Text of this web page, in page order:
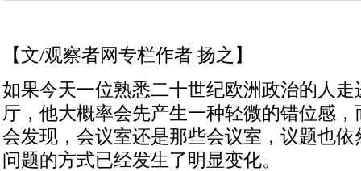
【文/观察者网专栏作者 扬之】
如果今天一位熟悉二十世纪欧洲政治的人
厅，他大概率会先产生一种轻微的错位感
会发现，会议室还是那些会议室，议题也
问题的方式已经发生了明显变化。